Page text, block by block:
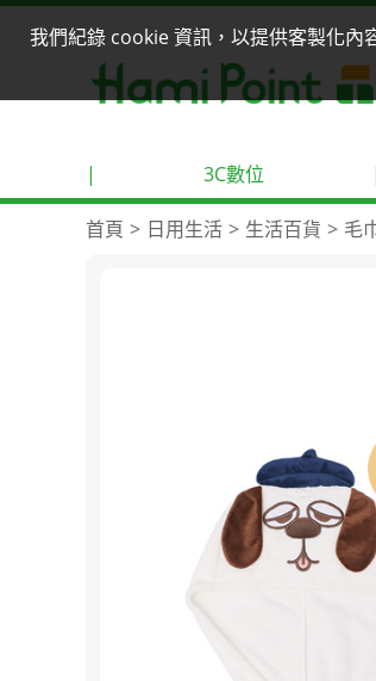
我們紀錄 cookie 資訊，以提供客製化內
| 3C數位 |
首頁 日用生活 生活百貨 毛